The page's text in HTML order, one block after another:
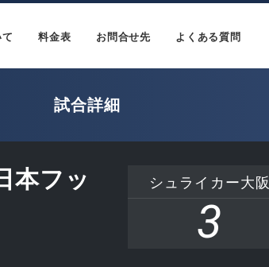
料金表 お問合せ先 よくある質問
試合詳細
本フッ
シュライカー大阪
3